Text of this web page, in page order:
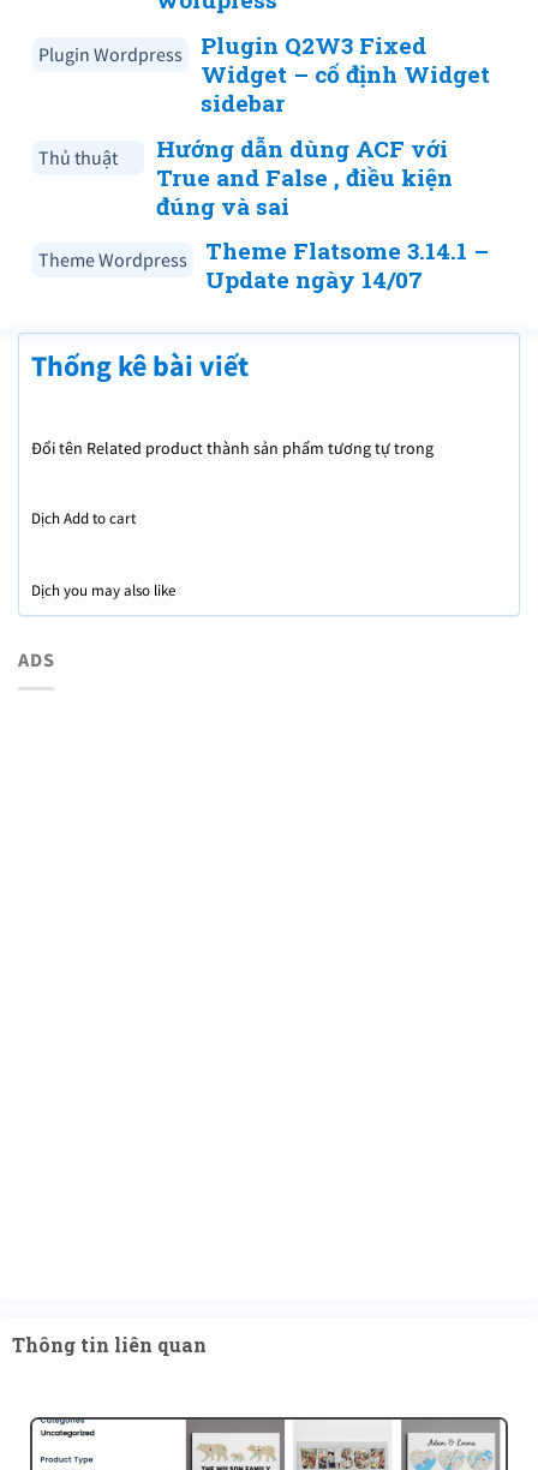
Plugin Wordpress
Plugin Q2W3 Fixed
Widget – cố định Widget
sidebar
Thủ thuật
Hướng dẫn dùng ACF với
True and False , điều kiện
đúng và sai
Theme Wordpress
Theme Flatsome 3.14.1 –
Update ngày 14/07
Thống kê bài viết
Đổi tên Related product thành sản phẩm tương tự trong
Dịch Add to cart
Dịch you may also like
ADS
Thông tin liên quan